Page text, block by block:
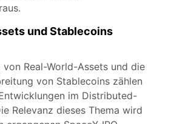
und Stablecoins
von Real-World-Assets und die
von Stablecoins zählen
im Distributed-
Relevanz dieses Thema wird